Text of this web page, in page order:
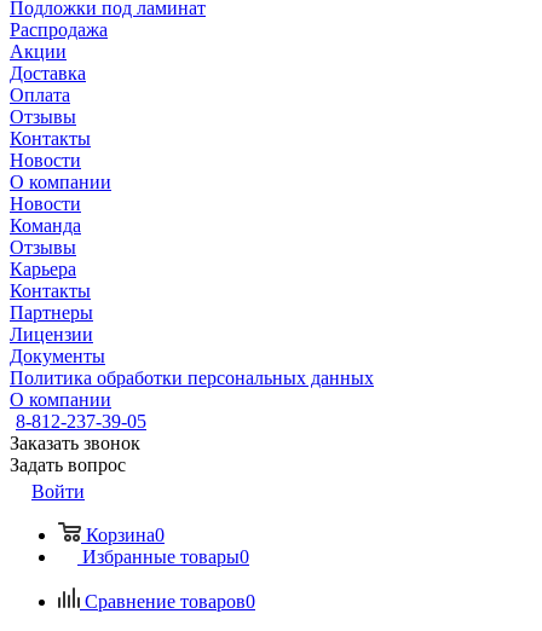
Подложки под ламинат
Распродажа
Акции
Доставка
Оплата
Отзывы
Контакты
Новости
О компании
Новости
Команда
Отзывы
Карьера
Контакты
Партнеры
Лицензии
Документы
Политика обработки персональных данных
О компании
8-812-237-39-05
Заказать звонок
Задать вопрос
Войти
Корзина0
Избранные товары0
Сравнение товаров0